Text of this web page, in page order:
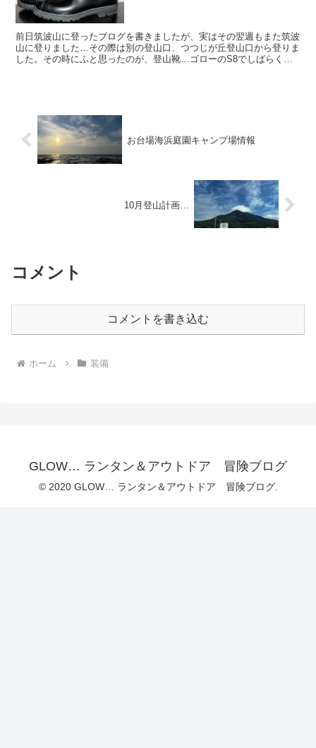
前日筑波山に登ったブログを書きましたが、実はその翌週もまた筑波
山に登りました…その際は別の登山口、つつじが丘登山口から登りま
した。その時にふと思ったのが、登山靴…ゴローのS8でしばらくど
お台場海浜庭園キャンプ場情報
10月登山計画…
コメント
コメントを書き込む
ホーム 装備
GLOW… ランタン＆アウトドア 冒険ブログ
© 2020 GLOW… ランタン＆アウトドア 冒険ブログ.